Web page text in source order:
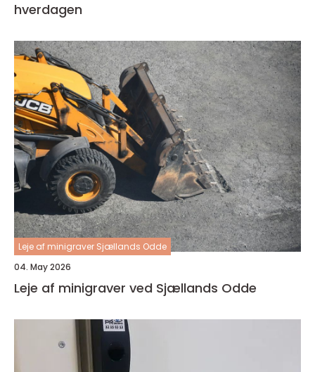
hverdagen
Leje af minigraver Sjællands Odde
04. May 2026
Leje af minigraver ved Sjællands Odde